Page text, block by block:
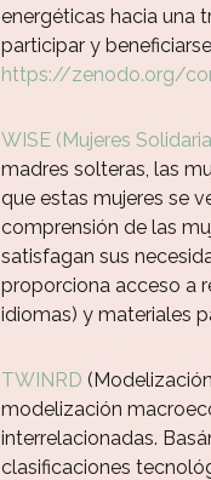
energéticas hacia una
participar y
https://zenodo.org/
WISE (Mujeres
madres solteras, las
que estas mujeres se
comprensión de las
satisfagan sus
proporciona acceso a
idiomas) y materiales
TWINRD
modelización
interrelacionadas.
clasificaciones